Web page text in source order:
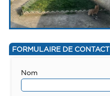
FORMULAIRE DE CONTACT
Nom